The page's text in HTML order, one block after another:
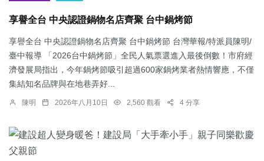
享譽全台 中央認證鍋物名店齊聚 台中鍋烤節
享譽全台 中央認證鍋物名店齊聚 台中鍋烤節 台灣華報/特派員陳明/
臺中報導 「2026台中鍋烤節」全民人氣票選進入最後倒數！市府經
濟發展局指出，今年鍋烤節吸引超過600家鍋烤業者熱情響應，不僅
集結知名品牌與在地巷弄好...
陳明 2026年八月10日 2,560 觀看 4 分享